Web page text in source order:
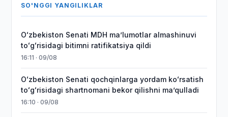
SO'NGGI YANGILIKLAR
Oʻzbekiston Senati MDH maʼlumotlar almashinuvi
toʻgʻrisidagi bitimni ratifikatsiya qildi
16:11 · 09/08
Oʻzbekiston Senati qochqinlarga yordam koʻrsatish
toʻgʻrisidagi shartnomani bekor qilishni maʼqulladi
16:10 · 09/08